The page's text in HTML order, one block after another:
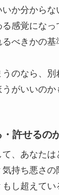
か分からな
感覚になっ
べきかの基
のなら、別
がいいのか
許せるの
、あなたは
持ち悪さの
し超えてい